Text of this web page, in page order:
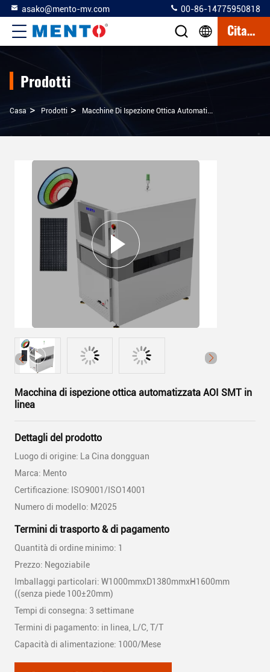
asako@mento-mv.com 00-86-14775950818
Citazione
Prodotti
Casa > Prodotti > Macchine Di Ispezione Ottica Automatizzata
Macchina di ispezione ottica automatizzata AOI SMT in
linea
Dettagli del prodotto
Luogo di origine: La Cina dongguan
Marca: Mento
Certificazione: ISO9001/ISO14001
Numero di modello: M2025
Termini di trasporto & di pagamento
Quantità di ordine minimo: 1
Prezzo: Negoziabile
Imballaggi particolari: W1000mmxD1380mmxH1600mm
((senza piede 100±20mm)
Tempi di consegna: 3 settimane
Termini di pagamento: in linea, L/C, T/T
Capacità di alimentazione: 1000/Mese